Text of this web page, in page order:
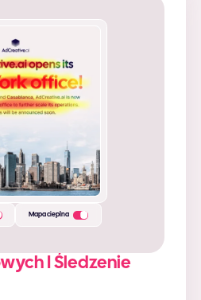
I Śledzenie
Mapa cieplna